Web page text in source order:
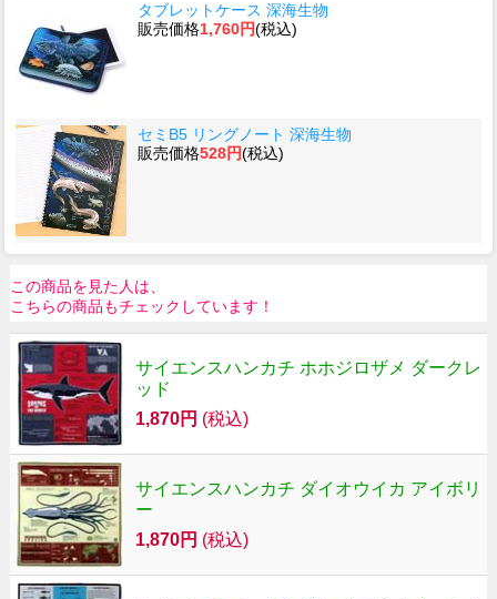
タブレットケース 深海生物
販売価格1,760円(税込)
セミB5 リングノート 深海生物
販売価格528円(税込)
この商品を見た人は、
こちらの商品もチェックしています！
サイエンスハンカチ ホホジロザメ ダークレ
ッド
1,870円 (税込)
サイエンスハンカチ ダイオウイカ アイボリ
ー
1,870円 (税込)